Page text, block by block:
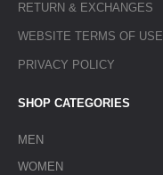
RETURN & EXCHANGES
WEBSITE TERMS OF USE
PRIVACY POLICY
SHOP CATEGORIES
MEN
WOMEN